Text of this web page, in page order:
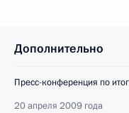
Дополнительно
Пресс-конференция по
20 апреля 2009 года